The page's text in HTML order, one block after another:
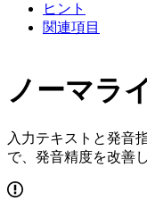
ヒント
関連項目
ノーマラ
入力テキストと発音
で、発音精度を改善